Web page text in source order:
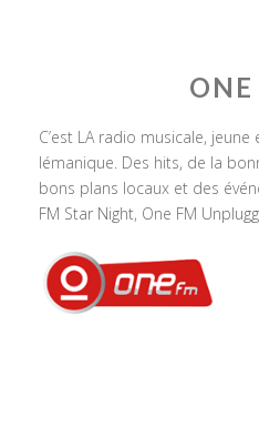
C’est LA radio musicale,
lémanique. Des hits, de la
bons plans locaux et des
FM Star Night, One FM